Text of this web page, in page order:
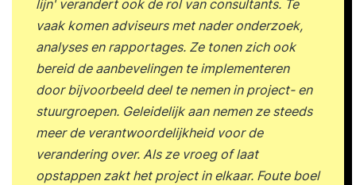
lijn' verandert ook de rol van consultants. Te
vaak komen adviseurs met nader onderzoek,
analyses en rapportages. Ze tonen zich ook
bereid de aanbevelingen te implementeren
door bijvoorbeeld deel te nemen in project- en
stuurgroepen. Geleidelijk aan nemen ze steeds
meer de verantwoordelijkheid voor de
verandering over. Als ze vroeg of laat
opstappen zakt het project in elkaar. Foute boel